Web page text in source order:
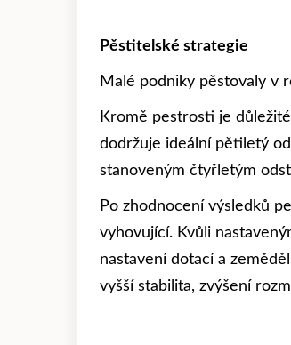
Pěstitelské strategie
Malé podniky pěstovaly v
Kromě pestrosti je
dodržuje ideální pětiletý
stanoveným čtyřletým
Po zhodnocení výsledků
vyhovující. Kvůli
nastavení dotací a
vyšší stabilita, zvýšení